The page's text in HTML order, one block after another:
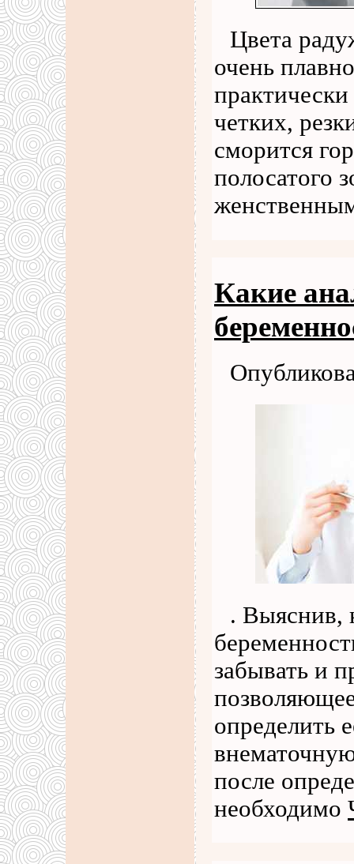
Цвета
очень
четких,
сморится
полосатого
Какие
. Выяснив,
забывать и
определить
после
необходимо